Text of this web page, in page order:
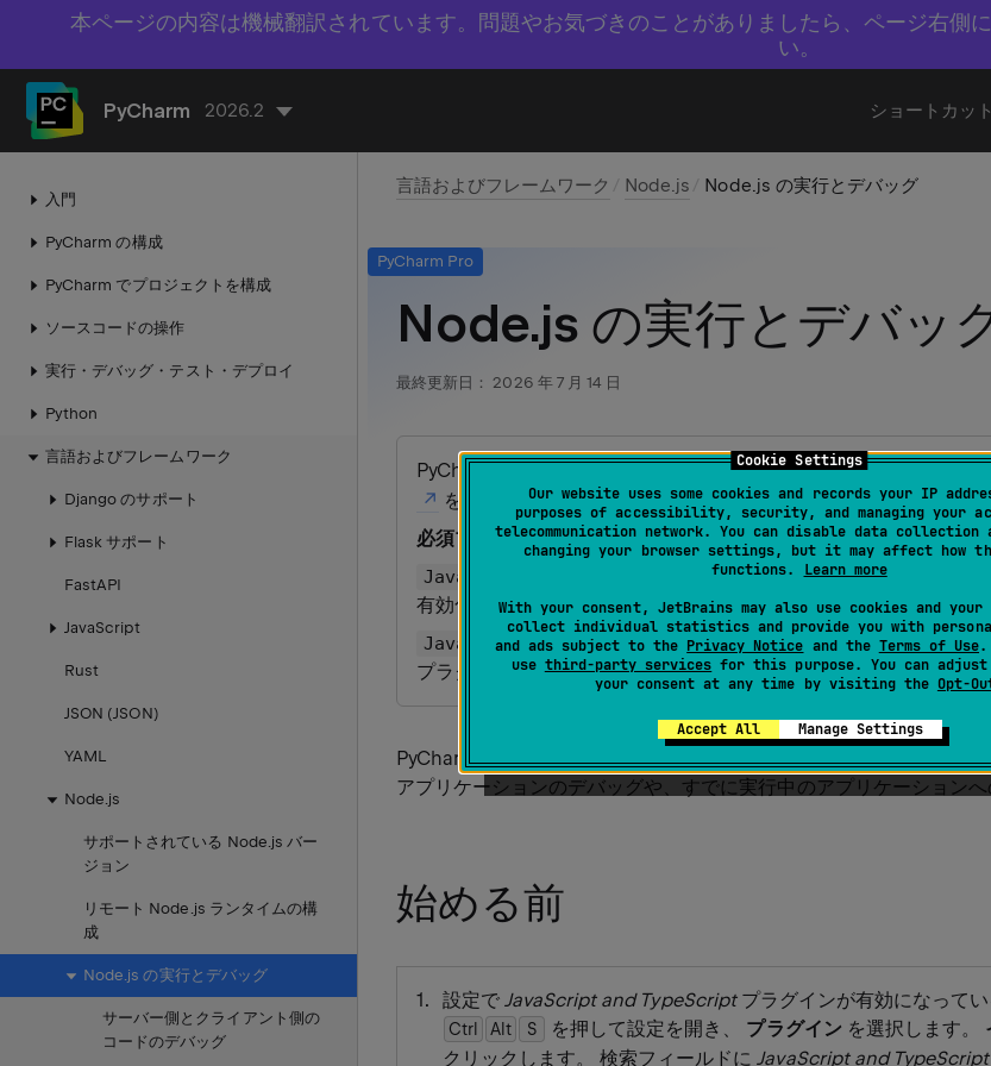
Cookie Settings
Our website uses some cookies and records your IP
purposes of accessibility, security, and managing your
telecommunication network. You can disable data collection
changing your browser settings, but it may affect how
functions. Learn more
With your consent, JetBrains may also use cookies and
collect individual statistics and provide you with
and ads subject to the Privacy Notice and the Terms of Use.
use third-party services for this purpose. You can adjust
your consent at any time by visiting the Opt-
Accept All Manage Settings
本ページの内容は機械翻訳されています。問題やお気づきのことがありましたら、ページ右側
い。
PyCharm 2026.2 ショートカッ
入門
PyCharm の構成
PyCharm でプロジェクトを構成
ソースコードの操作
実行・デバッグ・テスト・デプロイ
Python
言語およびフレームワーク
Django のサポート
Flask サポート
FastAPI
JavaScript
Rust
JSON (JSON)
YAML
Node.js
サポートされている Node.js バー
ジョン
リモート Node.js ランタイムの構
成
Node.js の実行とデバッグ
サーバー側とクライアント側の
コードのデバッグ
言語およびフレームワーク Node.js Node.js の実行とデバッグ
PyCharm Pro
Node.js の実行とデバッ
最終更新日： 2026 年 7 月 14 日
PyCharm Pro でのみ利用可能：ダウンロード して無料トライ
をご確認ください。
必須プラグイン：
JavaScript and TypeScript
- プラグインは PyCharm にバ
有効化されています。
JavaScript Debugger 、 Node.js -設定 | プラグイン ペー
プラグインをインストールします。 プラグインは PyCharm Pro で
PyCharm は Node.js アプリケーションの実行とデバッグを支援しま
アプリケーションのデバッグや、すでに実行中のアプリケーションへ
始める前
設定でJavaScript and TypeScriptプラグインが有効になってい
Ctrl Alt 0
S を押して設定を開き、 プラグイン​ を選択します。
クリックします。 検索フィールドにJavaScript and TypeScript